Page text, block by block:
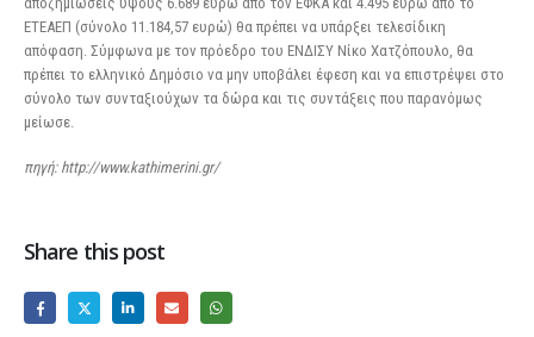
ΕΤΕΑΕΠ (σύνολο 11.184,57 ευρώ) θα πρέπει να υπάρξει τελεσίδικη
απόφαση. Σύμφωνα με τον πρόεδρο του ΕΝΔΙΣΥ Νίκο Χατζόπουλο, θα
πρέπει το ελληνικό Δημόσιο να μην υποβάλει έφεση και να επιστρέψει στο
σύνολο των συνταξιούχων τα δώρα και τις συντάξεις που παρανόμως
μείωσε.
πηγή: http://www.kathimerini.gr/
Share this post